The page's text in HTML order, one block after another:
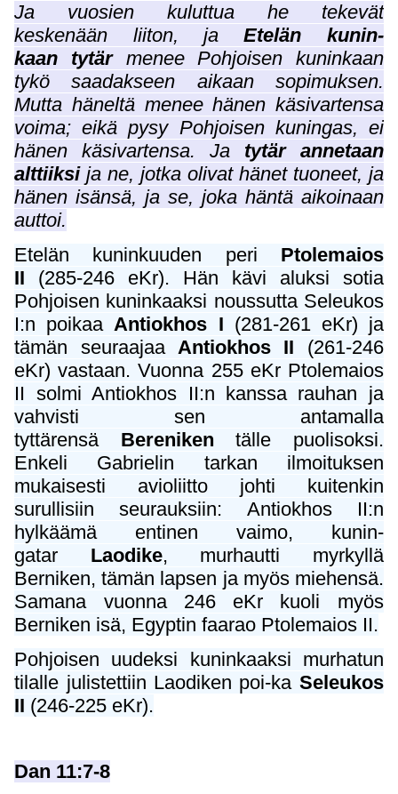
Ja vuosien kuluttua he tekevät
keskenään liiton, jaEtelän kunin-
kaan tytärmenee Pohjoisen kuninkaan
tykö saadakseen aikaan sopimuksen.
Mutta häneltä menee hänen käsivartensa
voima; eikä pysy Pohjoisen kuningas, ei
hänen käsivartensa. Ja tytär annetaan
alttiiksija ne, jotka olivat hänet tuoneet, ja
hänen isänsä, ja se, joka häntä aikoinaan
auttoi.
Etelän kuninkuuden peri Ptolemaios
II (285-246 eKr). Hän kävi aluksi sotia
Pohjoisen kuninkaaksi noussutta Seleukos
I:n poikaaAntiokhos I (281-261 eKr) ja
tämän seuraajaa Antiokhos II (261-246
eKr) vastaan. Vuonna 255 eKr Ptolemaios
II solmi Antiokhos II:n kanssa rauhan ja
vahvisti sen antamalla
tyttärensä Bereniken tälle puolisoksi.
Enkeli Gabrielin tarkan ilmoituksen
mukaisesti avioliitto johti kuitenkin
surullisiin seurauksiin: Antiokhos II:n
hylkäämä entinen vaimo, kunin-
gatar Laodike, murhautti myrkyllä
Berniken, tämän lapsen ja myös miehensä.
Samana vuonna 246 eKr kuoli myös
Berniken isä, Egyptin faarao Ptolemaios II.
Pohjoisen uudeksi kuninkaaksi murhatun
tilalle julistettiin Laodiken poi-ka Seleukos
II (246-225 eKr).
Dan 11:7-8